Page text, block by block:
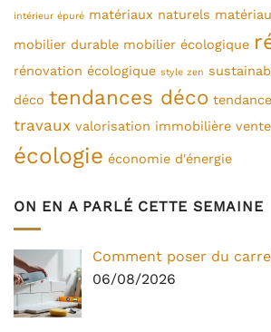
intérieur épuré matériaux naturels
mobilier durable mobilier écologique
rénovation écologique style zen
déco tendances déco
travaux valorisation immobilière
écologie économie d'énergie
ON EN A PARLÉ CETTE SEMAINE
Comment poser du
06/08/2026